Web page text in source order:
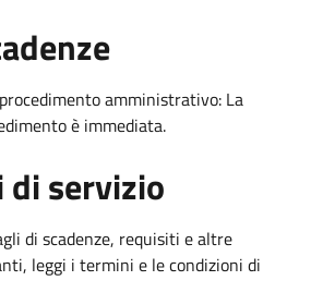
amministrativo: La
è immediata.
di servizio
di scadenze, requisiti e altre
leggi i termini e le condizioni di